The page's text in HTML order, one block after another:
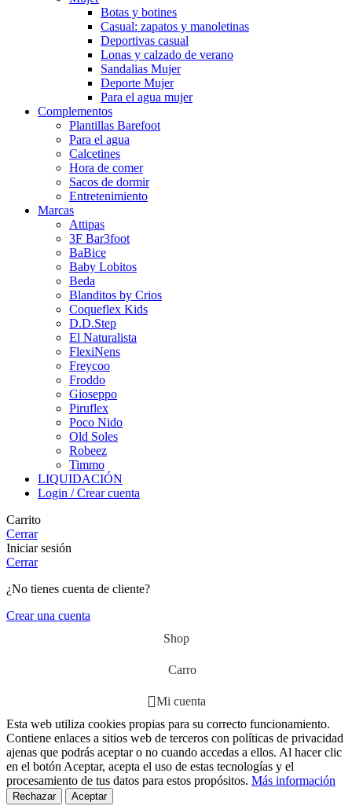
Botas y botines
Casual: zapatos y manoletinas
Deportivas casual
Lonas y calzado de verano
Sandalias Mujer
Deporte Mujer
Para el agua mujer
Complementos
Plantillas Barefoot
Para el agua
Calcetines
Hora de comer
Sacos de dormir
Entretenimiento
Marcas
Attipas
3F Bar3foot
BaBice
Baby Lobitos
Beda
Blanditos by Crios
Coqueflex Kids
D.D.Step
El Naturalista
FlexiNens
Freycoo
Froddo
Gioseppo
Piruflex
Poco Nido
Old Soles
Robeez
Timmo
LIQUIDACIÓN
Login / Crear cuenta
Carrito
Cerrar
Iniciar sesión
Cerrar
¿No tienes cuenta de cliente?
Crear una cuenta
Shop
Carro
Mi cuenta
Esta web utiliza cookies propias para su correcto funcionamiento.
Contiene enlaces a sitios web de terceros con políticas de privacidad
ajenas que podrás aceptar o no cuando accedas a ellos. Al hacer clic
en el botón Aceptar, acepta el uso de estas tecnologías y el
procesamiento de tus datos para estos propósitos. Más información
Rechazar Aceptar